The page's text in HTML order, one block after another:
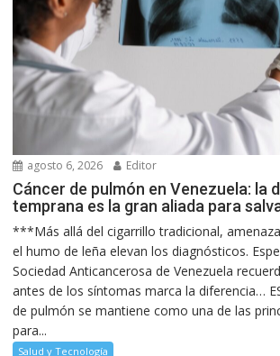
agosto 6, 2026 Editor
Cáncer de pulmón en Venezuela: la
temprana es la gran aliada para
***Más allá del cigarrillo tradicional,
el humo de leña elevan los diagnósticos.
Sociedad Anticancerosa de Venezuela
antes de los síntomas marca la diferencia…
de pulmón se mantiene como una de las
para...
Salud y Tecnología